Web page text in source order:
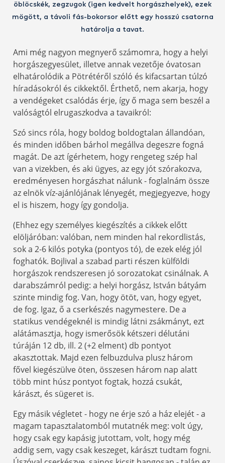
öblöcskék, zegzugok (igen kedvelt horgászhelyek), ezek
mögött, a távoli fás-bokorsor előtt egy hosszú csatorna
határolja a tavat.
Ami még nagyon megnyerő számomra, hogy a helyi
horgászegyesület, illetve annak vezetője óvatosan
elhatárolódik a Pötrétéről szóló és kifacsartan túlzó
híradásokról és cikkektől. Érthető, nem akarja, hogy
a vendégeket csalódás érje, így ő maga sem beszél a
valóságtól elrugaszkodva a tavaikról:
Szó sincs róla, hogy boldog boldogtalan állandóan,
és minden időben bárhol megállva degeszre fogná
magát. De azt ígérhetem, hogy rengeteg szép hal
van a vizekben, és aki ügyes, az egy jót szórakozva,
eredményesen horgászhat nálunk - foglalnám össze
az elnök víz-ajánlójának lényegét, megjegyezve, hogy
el is hiszem, hogy így gondolja.
(Ehhez egy személyes kiegészítés a cikkek előtt
elöljáróban: valóban, nem minden hal rekordlistás,
sok a 2-6 kilós potyka (pontyos tó), de ezek elég jól
foghatók. Bojlival a szabad parti részen külföldi
horgászok rendszeresen jó sorozatokat csinálnak. A
darabszámról pedig: a helyi horgász, István bátyám
szinte mindig fog. Van, hogy ötöt, van, hogy egyet,
de fog. Igaz, ő a cserkészés nagymestere. De a
statikus vendégeknél is mindig látni zsákmányt, ezt
alátámasztja, hogy ismerősök kétszeri délutáni
túráján 12 db, ill. 2 (+2 elment) db pontyot
akasztottak. Majd ezen felbuzdulva plusz három
fővel kiegészülve öten, összesen három nap alatt
több mint húsz pontyot fogtak, hozzá csukát,
kárászt, és sügeret is.
Egy másik végletet - hogy ne érje szó a ház elejét - a
magam tapasztalatomból mutatnék meg: volt úgy,
hogy csak egy kapásig jutottam, volt, hogy még
addig sem, vagy csak keszeget, kárászt tudtam fogni.